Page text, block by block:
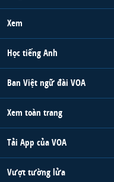
Xem
Học tiếng Anh
Ban Việt ngữ đài VOA
Xem toàn trang
Tải App của VOA
Vượt tường lửa